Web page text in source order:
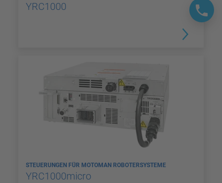
YRC1000
STEUERUNGEN FÜR MOTOMAN ROBOTERSYSTEME
YRC1000micro